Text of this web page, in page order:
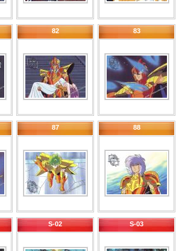
82 83
87 88
S-02 S-03